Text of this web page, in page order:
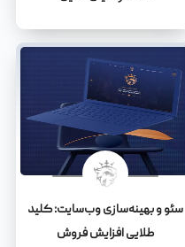
سئو و بهینه‌سازی وب‌سایت: کلید
طلایی افزایش فروش